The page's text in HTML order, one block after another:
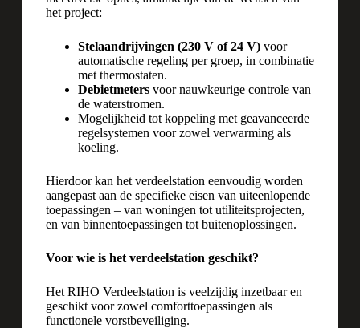
het project:
Stelaandrijvingen (230 V of 24 V)voor
automatische regeling per groep, in combinatie
met thermostaten.
Debietmetersvoor nauwkeurige controle van
de waterstromen.
Mogelijkheid tot koppeling met geavanceerde
regelsystemen voor zowel verwarming als
koeling.
Hierdoor kan het verdeelstation eenvoudig worden
aangepast aan de specifieke eisen van uiteenlopende
toepassingen – van woningen tot utiliteitsprojecten,
en van binnentoepassingen tot buitenoplossingen.
Voor wie is het verdeelstation geschikt?
Het RIHO Verdeelstation is veelzijdig inzetbaar en
geschikt voor zowel comforttoepassingen als
functionele vorstbeveiliging.